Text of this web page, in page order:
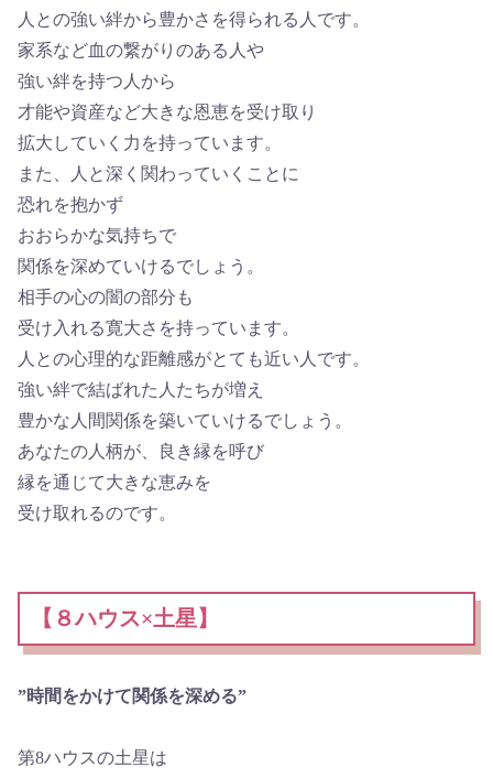
人との強い絆から豊かさを得られる人です。
家系など血の繋がりのある人や
強い絆を持つ人から
才能や資産など大きな恩恵を受け取り
拡大していく力を持っています。
また、人と深く関わっていくことに
恐れを抱かず
おおらかな気持ちで
関係を深めていけるでしょう。
相手の心の闇の部分も
受け入れる寛大さを持っています。
人との心理的な距離感がとても近い人です。
強い絆で結ばれた人たちが増え
豊かな人間関係を築いていけるでしょう。
あなたの人柄が、良き縁を呼び
縁を通じて大きな恵みを
受け取れるのです。
【８ハウス×土星】
”時間をかけて関係を深める”
第8ハウスの土星は